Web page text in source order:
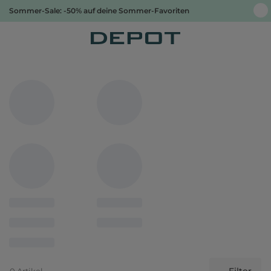
Sommer-Sale: -50% auf deine Sommer-Favoriten